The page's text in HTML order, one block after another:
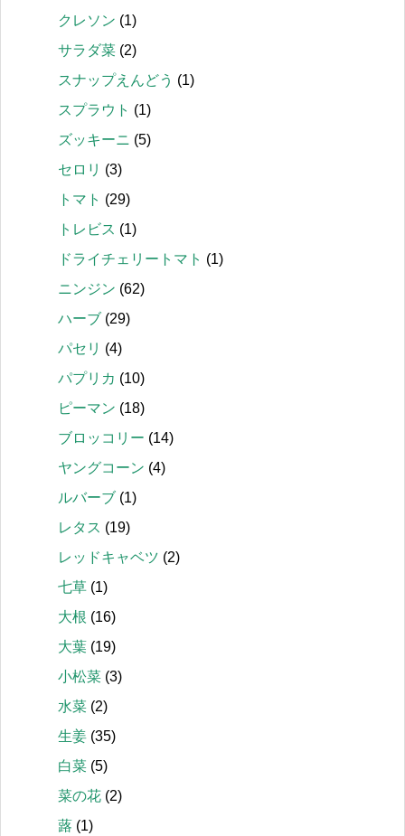
クレソン (1)
サラダ菜 (2)
スナップえんどう (1)
スプラウト (1)
ズッキーニ (5)
セロリ (3)
トマト (29)
トレビス (1)
ドライチェリートマト (1)
ニンジン (62)
ハーブ (29)
パセリ (4)
パプリカ (10)
ピーマン (18)
ブロッコリー (14)
ヤングコーン (4)
ルバーブ (1)
レタス (19)
レッドキャベツ (2)
七草 (1)
大根 (16)
大葉 (19)
小松菜 (3)
水菜 (2)
生姜 (35)
白菜 (5)
菜の花 (2)
蕗 (1)